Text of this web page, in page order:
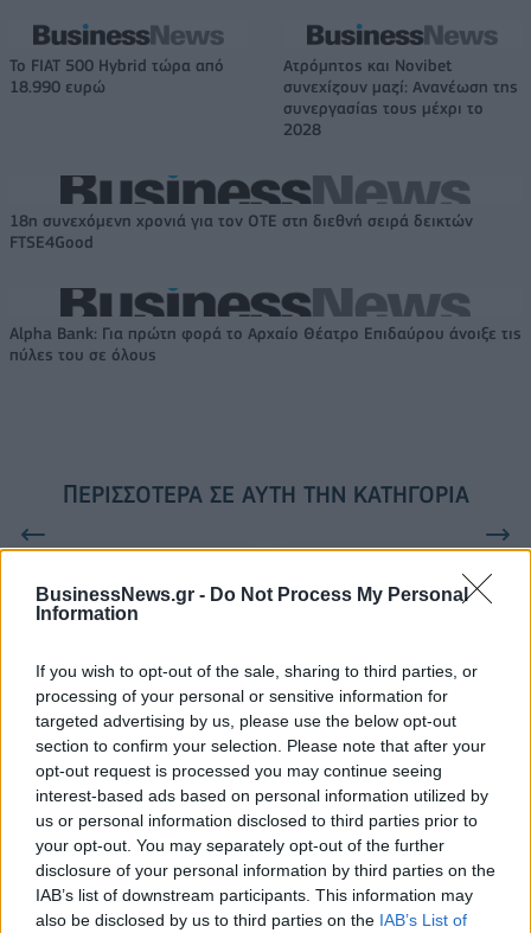
BusinessNews.gr - Do Not Process My Personal
Information
If you wish to opt-out of the sale, sharing to third parties, or
processing of your personal or sensitive information for
targeted advertising by us, please use the below opt-out
section to confirm your selection. Please note that after your
opt-out request is processed you may continue seeing
interest-based ads based on personal information utilized by
us or personal information disclosed to third parties prior to
your opt-out. You may separately opt-out of the further
disclosure of your personal information by third parties on the
IAB’s list of downstream participants. This information may
also be disclosed by us to third parties on the IAB’s List of
Το FIAT 500 Hybrid τώρα από
18.990 ευρώ
Ατρόμητος και Novibet
συνεχίζουν μαζί: Ανανέωση της
συνεργασίας τους μέχρι το
2028
18η συνεχόμενη χρονιά για τον ΟΤΕ στη διεθνή σειρά δεικτών
FTSE4Good
Alpha Bank: Για πρώτη φορά το Αρχαίο Θέατρο Επιδαύρου άνοιξε τις
πύλες του σε όλους
ΠΕΡΙΣΣΌΤΕΡΑ ΣΕ ΑΥΤΉ ΤΗΝ ΚΑΤΗΓΟΡΊΑ
Ταγιάνι: Η αναβίωση των
νεοναζί πρέπει να
απορριφθεί και το Κόμμα
της Ελευθερίας (FPO) να
αποκλειστεί
30/09/2024 - 14:34
Κομισιόν: Οι Ευρωπαίοι
θέλουν καλύτερη
ενημέρωση για τις
καταστροφές και τις
καταστάσεις εκτάκτου
ανάγκης
30/09/2024 - 17:03